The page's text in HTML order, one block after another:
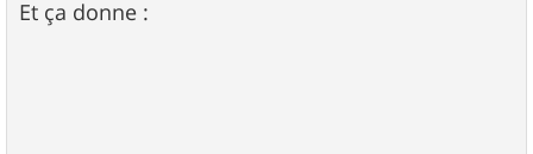
s
s
Et ça donne :